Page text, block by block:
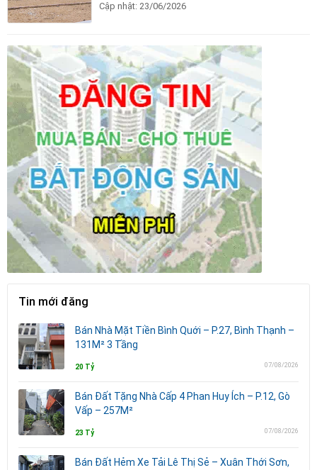
Cập nhật: 23/06/2026
Tin mới đăng
Bán Nhà Mặt Tiền Bình Quới – P.27, Bình Thạnh –
131M² 3 Tầng
20 Tỷ 07/08/2026
Bán Đất Tặng Nhà Cấp 4 Phan Huy Ích – P.12, Gò
Vấp – 257M²
23 Tỷ 07/08/2026
Bán Đất Hẻm Xe Tải Lê Thị Sẻ – Xuân Thới Sơn,